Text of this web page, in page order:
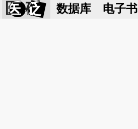
医 砭 数据库 电子书